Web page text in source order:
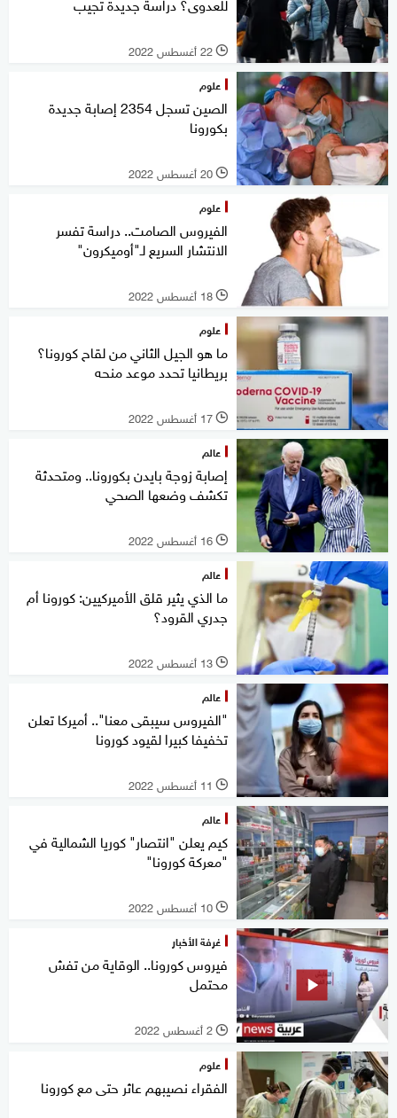
l 22 أغسطس 2022
علوم
الصين تسجل 2354 إصابة جديدة
بكورونا
l 20 أغسطس 2022
علوم
الفيروس الصامت.. دراسة تفسر
الانتشار السريع لـ"أوميكرون"
l 18 أغسطس 2022
علوم
ما هو الجيل الثاني من لقاح كورونا؟
بريطانيا تحدد موعد منحه
l 17 أغسطس 2022
عالم
إصابة زوجة بايدن بكورونا.. ومتحدثة
تكشف وضعها الصحي
l 16 أغسطس 2022
عالم
ما الذي يثير قلق الأميركيين: كورونا أم
جدري القرود؟
l 13 أغسطس 2022
عالم
"الفيروس سيبقى معنا".. أميركا تعلن
تخفيفا كبيرا لقيود كورونا
l 11 أغسطس 2022
عالم
كيم يعلن "انتصار" كوريا الشمالية في
"معركة كورونا"
l 10 أغسطس 2022
غرفة الأخبار
فيروس كورونا.. الوقاية من تفش
محتمل
l 2 أغسطس 2022
علوم
الفقراء نصيبهم عاثر حتى مع كورونا